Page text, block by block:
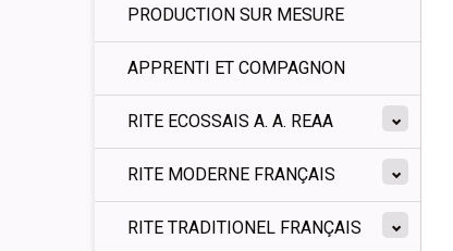
PRODUCTION SUR MESURE
APPRENTI ET COMPAGNON
RITE ECOSSAIS A. A. REAA
RITE MODERNE FRANÇAIS
RITE TRADITIONEL FRANÇAIS